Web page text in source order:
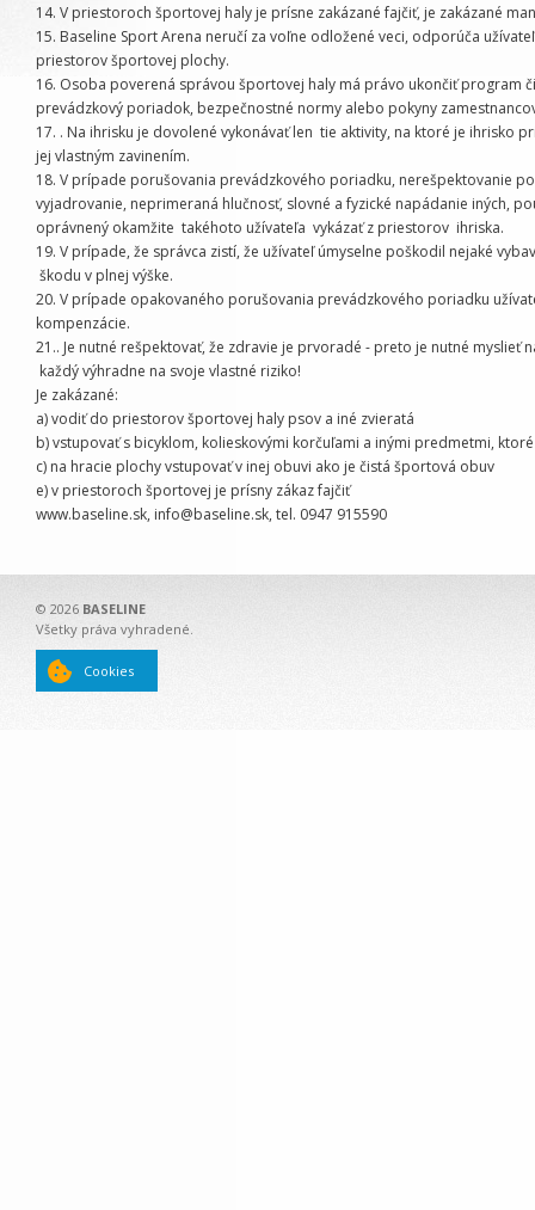
14. V priestoroch športovej haly je prísne zakázané fajčiť, je zakázané
15. Baseline Sport Arena neručí za voľne odložené veci, odporúča
priestorov športovej plochy.
16. Osoba poverená správou športovej haly má právo ukončiť program
prevádzkový poriadok, bezpečnostné normy alebo pokyny
17. . Na ihrisku je dovolené vykonávať len tie aktivity, na ktoré je ihrisko
jej vlastným zavinením.
18. V prípade porušovania prevádzkového poriadku, nerešpektovanie
vyjadrovanie, neprimeraná hlučnosť, slovné a fyzické napádanie iných,
oprávnený okamžite takéhoto užívateľa vykázať z priestorov ihriska.
19. V prípade, že správca zistí, že užívateľ úmyselne poškodil nejaké
škodu v plnej výške.
20. V prípade opakovaného porušovania prevádzkového poriadku
kompenzácie.
21.. Je nutné rešpektovať, že zdravie je prvoradé - preto je nutné
každý výhradne na svoje vlastné riziko!
Je zakázané:
a) vodiť do priestorov športovej haly psov a iné zvieratá
b) vstupovať s bicyklom, kolieskovými korčuľami a inými predmetmi,
c) na hracie plochy vstupovať v inej obuvi ako je čistá športová obuv
e) v priestoroch športovej je prísny zákaz fajčiť
www.baseline.sk, info@baseline.sk, tel. 0947 915590
© 2026 BASELINE
Všetky práva vyhradené.
Cookies